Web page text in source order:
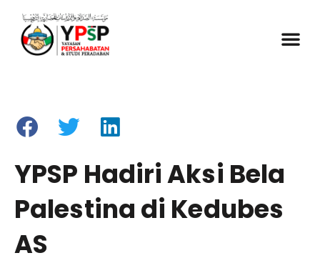
YPSP Hadiri Aksi Bela
Palestina di Kedubes
AS